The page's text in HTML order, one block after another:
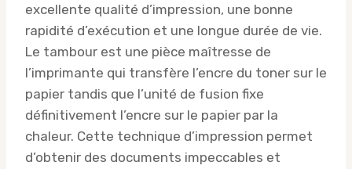
excellente qualité d’impression, une bonne
rapidité d’exécution et une longue durée de vie.
Le tambour est une pièce maîtresse de
l’imprimante qui transfère l’encre du toner sur le
papier tandis que l’unité de fusion fixe
définitivement l’encre sur le papier par la
chaleur. Cette technique d’impression permet
d’obtenir des documents impeccables et